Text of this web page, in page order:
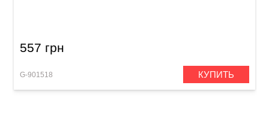
557 грн
G-901518 КУПИТЬ